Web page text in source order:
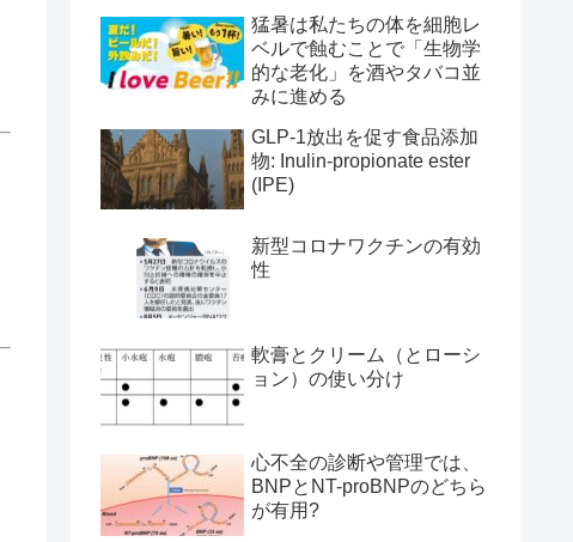
猛暑は私たちの体を細胞レ
ベルで蝕むことで「生物学
的な老化」を酒やタバコ並
みに進める
GLP-1放出を促す食品添加
物: Inulin-propionate ester
(IPE)
新型コロナワクチンの有効
性
軟膏とクリーム（とローシ
ョン）の使い分け
心不全の診断や管理では、
BNPとNT-proBNPのどちら
が有用?